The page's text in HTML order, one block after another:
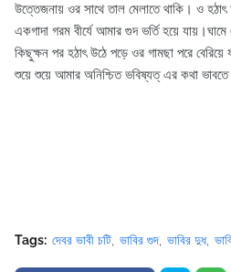
উত্তেজনায় ওর সাথে তাল মেলাতে থাকি। ও
একগাদা গরম বীর্যে আমার গুদ ভর্তি হয়ে
কিছুক্ষন পর হঠাৎ উঠে পড়ে ওর গামছা পরে
শুয়ে শুয়ে আমার অনিশ্চিত ভবিষ্যত্ এর কথা ভাবতে
Tags: দেবর ভাবী চটি ভাবির গুদ ভাবির দুধ